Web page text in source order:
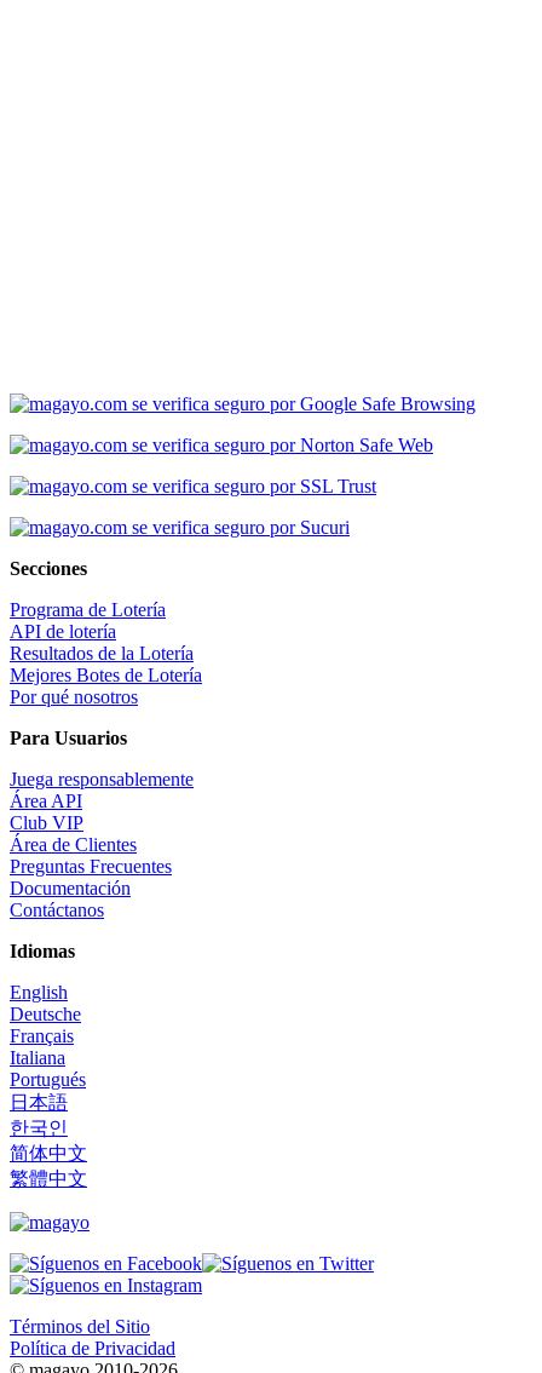
Secciones
Programa de Lotería
API de lotería
Resultados de la Lotería
Mejores Botes de Lotería
Por qué nosotros
Para Usuarios
Juega responsablemente
Área API
Club VIP
Área de Clientes
Preguntas Frecuentes
Documentación
Contáctanos
Idiomas
English
Deutsche
Français
Italiana
Portugués
日本語
한국인
简体中文
繁體中文
Términos del Sitio
Política de Privacidad